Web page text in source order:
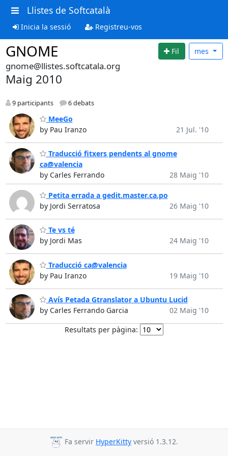
Llistes de Softcatalà
Inicia la sessió Registreu-vos
GNOME Fil mes
gnome@llistes.softcatala.org
Maig 2010
9 participants 6 debats
MeeGo
by Pau Iranzo
21 Jul. '10
Traducció fitxers pendents al gnome
ca@valencia
by Carles Ferrando
28 Maig '10
Petita errada a gedit.master.ca.po
by Jordi Serratosa
26 Maig '10
Te vs té
by Jordi Mas
24 Maig '10
Traducció ca@valencia
by Pau Iranzo
19 Maig '10
Avís Petada Gtranslator a Ubuntu Lucid
by Carles Ferrando Garcia
02 Maig '10
Resultats per pàgina:
Fa servir HyperKitty versió 1.3.12.